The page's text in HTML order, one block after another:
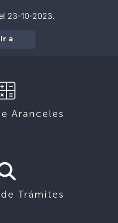
23-10-2023.
Ir a
Aranceles
Trámites